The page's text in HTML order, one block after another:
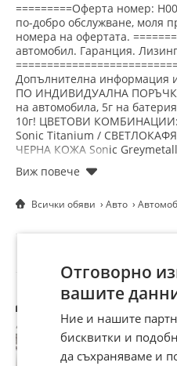
люк, Парктроник,
книжка, Серво усилвател
Централно заключване
=========Оферта номер:
по-добро обслужване, моля
номера на офертата.
автомобил. Гаранция.
Допълнителна информация
ПО ИНДИВИДУАЛНА
на автомобила, 5г на
10г! ЦВЕТОВИ
Sonic Titanium /
ЧЕРНА КОЖА Sonic
БЯЛА КОЖА Teranne Khaki (
LEXUS NX450h+ PLUG IN
пакет (Head-Up Display,
пресичане, сензорни
функция за запаметяване,
салона, Concierce Service за
система, вентилацията/
отоплението на волана -
покрив Оборудване:
осветление Отопляем волан
Електрически багажник
Всички обяви Авто
Другите търсят
Отговорно
вашите
Ние и нашите
бисквитки и
да съхраняваме и